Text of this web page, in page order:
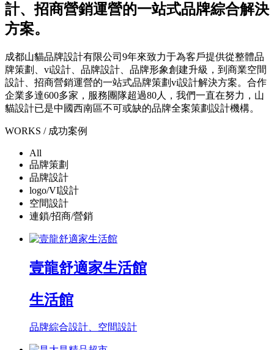
計、招商營銷運營的一站式品牌綜合解決
方案。
成都山貓品牌設計有限公司9年來致力于為客戶提供從整體品
牌策劃、vi設計、品牌設計、品牌形象創建升級，到商業空間
設計、招商營銷運營的一站式品牌策劃vi設計解決方案。合作
企業多達600多家，服務團隊超過80人，我們一直在努力，山
貓設計已是中國西南區不可或缺的品牌全案策劃設計機構。
WORKS / 成功案例
All
品牌策劃
品牌設計
logo/VI設計
空間設計
連鎖/招商/營銷
壹龍舒適家生活館
生活館
品牌綜合設計、空間設計